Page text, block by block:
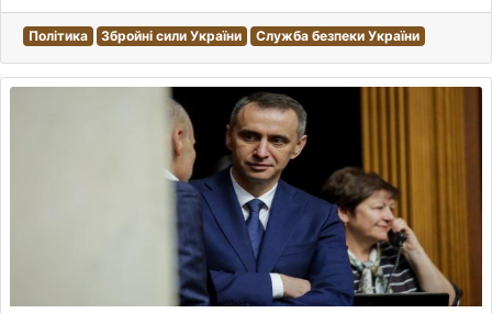
Політика Збройні сили України Служба безпеки України